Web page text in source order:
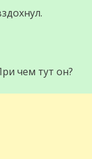
чем тут он?